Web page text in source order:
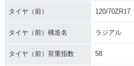
タイヤ（前） 120/70ZR17
タイヤ（前）構造名 ラジアル
タイヤ（前）荷重指数 58